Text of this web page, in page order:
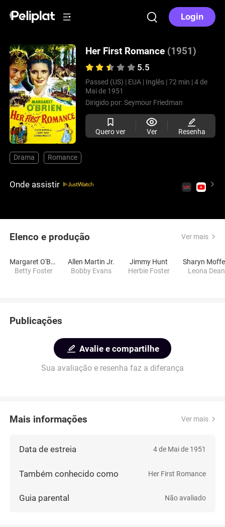
Login
Her First Romance (1951)
5.5
Passed (US) | EUA | Inglês | 72 min | 4 de
Mai de 1951
Dirigido por:Seymour Friedman
Quero ver Ver Resenha
Drama Romance
Onde assistir
Elenco e produção Ver mais
Margaret O'Brien
Betty Foster
Allen Martin Jr.
Bobby Evans
Jimmy Hunt
Herbie Foster
Sharyn
Leona Dean
Publicações
Avalie e compartilhe
Sua avaliação e resenha faz a diferança
Mais informações Ver mais
Data de estreia 4 de Mai de 1951
Também conhecido como Her First Romance
Guia parental Não avaliado